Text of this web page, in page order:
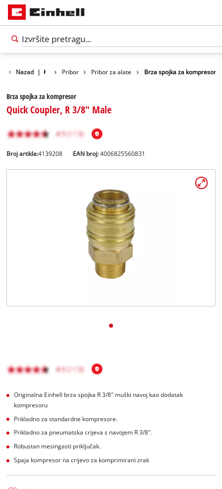
Nazad | Pribor Pribor za alate Brza spojka za kompresor
Brza spojka za kompresor
Quick Coupler, R 3/8" Male
Broj artikla:4139208 EAN broj:4006825560831
Originalna Einhell brza spojka R 3/8" muški navoj kao dodatak
kompresoru
Prikladno za standardne kompresore.
Prikladno za pneumatska crijeva s navojem R 3/8".
Robustan mesingasti priključak.
Spaja kompresor na crijevo za komprimirani zrak